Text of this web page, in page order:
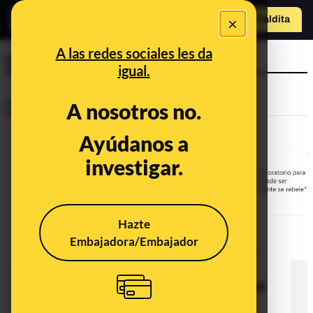
×
A las redes sociales les da
igual.
A nosotros no.
Ayúdanos a
investigar.
Hazte
Embajadora/Embajador
Hazte Maldita
castigo
No, Susan George no ha dicho que
laboratorio' en relación a la crisis del
coronavirus: la frase sale de una